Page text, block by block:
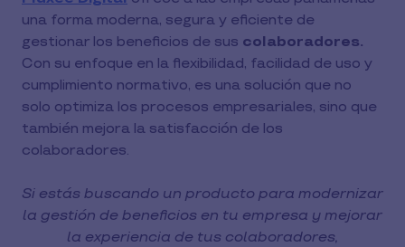
una forma moderna, segura y eficiente de
gestionar los beneficios de sus colaboradores.
Con su enfoque en la flexibilidad, facilidad de uso y
cumplimiento normativo, es una solución que no
solo optimiza los procesos empresariales, sino que
también mejora la satisfacción de los
colaboradores.
Si estás buscando un producto para modernizar
la gestión de beneficios en tu empresa y mejorar
la experiencia de tus colaboradores,